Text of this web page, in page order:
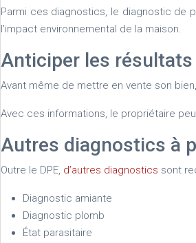
Parmi ces diagnostics, le diagnostic de
l'impact environnemental de la maison.
Anticiper les résultats
Avant même de mettre en vente son
Avec ces informations, le propriétaire
Autres diagnostics à
Outre le DPE, d’autres diagnostics sont
Diagnostic amiante
Diagnostic plomb
État parasitaire